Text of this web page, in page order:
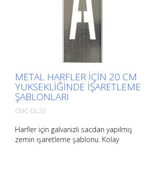
METAL HARFLER IÇIN 20 CM
YÜKSEKLIĞINDE IŞARETLEME
ŞABLONLARI
CMC-DL20
Harfler için galvanizli sacdan yapılmış
zemin işaretleme şablonu. Kolay